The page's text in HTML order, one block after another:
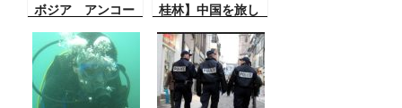
ボジア アンコー
アの世界遺産を回
る旅は楽しい・・
今回はカンボジア
のアンコールトム
桂林】中国を旅し
から漢詩を作って
くれる方にあっ
た。1時間ほどでな
んと素晴らしい漢